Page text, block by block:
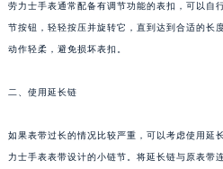
劳力士手表通常配备有调节功能的表扣，可以自
节按钮，轻轻按压并旋转它，直到达到合适的长
动作轻柔，避免损坏表扣。
二、使用延长链
如果表带过长的情况比较严重，可以考虑使用延
力士手表表带设计的小链节。将延长链与原表带